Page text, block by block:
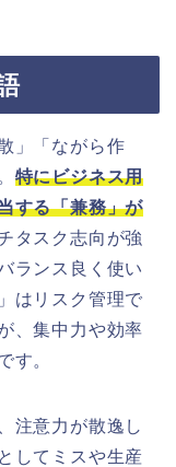
」「ながら作
特にビジネス用
する「兼務」が
タスク志向が強
ランス良く使い
はリスク管理で
、集中力や効率
す。
注意力が散逸し
してミスや生産